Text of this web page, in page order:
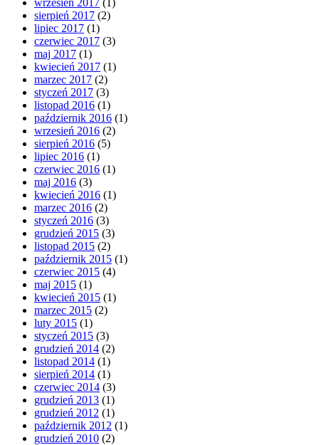
wrzesień 2017 (1)
sierpień 2017 (2)
lipiec 2017 (1)
czerwiec 2017 (3)
maj 2017 (1)
kwiecień 2017 (1)
marzec 2017 (2)
styczeń 2017 (3)
listopad 2016 (1)
październik 2016 (1)
wrzesień 2016 (2)
sierpień 2016 (5)
lipiec 2016 (1)
czerwiec 2016 (1)
maj 2016 (3)
kwiecień 2016 (1)
marzec 2016 (2)
styczeń 2016 (3)
grudzień 2015 (3)
listopad 2015 (2)
październik 2015 (1)
czerwiec 2015 (4)
maj 2015 (1)
kwiecień 2015 (1)
marzec 2015 (2)
luty 2015 (1)
styczeń 2015 (3)
grudzień 2014 (2)
listopad 2014 (1)
sierpień 2014 (1)
czerwiec 2014 (3)
grudzień 2013 (1)
grudzień 2012 (1)
październik 2012 (1)
grudzień 2010 (2)